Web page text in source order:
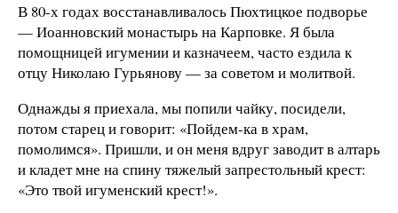
В 80-х годах восстанавливалось Пюхтицкое подворье
— Иоанновский монастырь на Карповке. Я была
помощницей игумении и казначеем, часто ездила к
отцу Николаю Гурьянову — за советом и молитвой.
Однажды я приехала, мы попили чайку, посидели,
потом старец и говорит: «Пойдем-ка в храм,
помолимся». Пришли, и он меня вдруг заводит в алтарь
и кладет мне на спину тяжелый запрестольный крест:
«Это твой игуменский крест!».